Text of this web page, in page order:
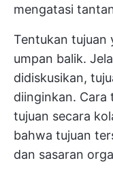
mengatasi
Tentukan tujuan
umpan balik.
didiskusikan,
diinginkan. Cara
tujuan secara
bahwa tujuan
dan sasaran